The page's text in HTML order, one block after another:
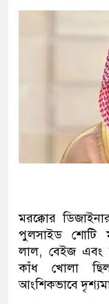
মরক্কোর
পুলসাইড শোটি
লাল, বেইজ এবং
কাঁধ খোলা
আংশিকভাবে